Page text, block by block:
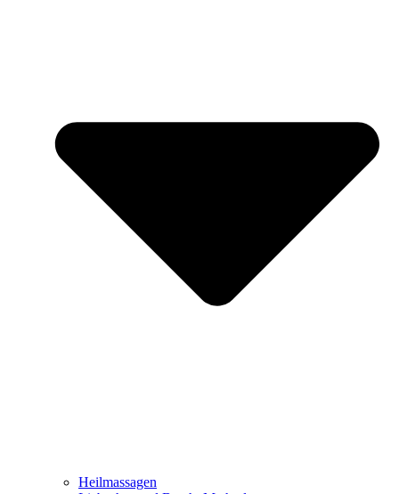
Heilmassagen